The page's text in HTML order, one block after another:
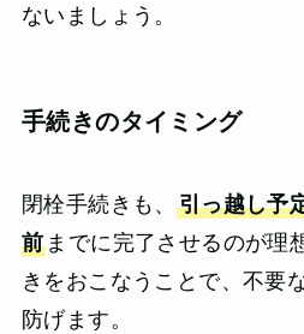
ないましょう。
手続きのタイミング
閉栓手続きも、 引っ越し予
前 までに完了させるのが理
きをおこなうことで、不要
防げます。